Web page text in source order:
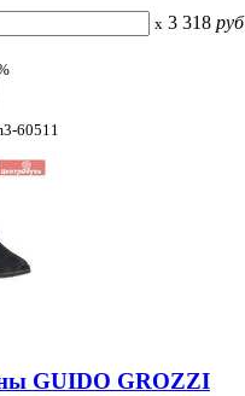
x 3 318 руб
60511
GUIDO GROZZI